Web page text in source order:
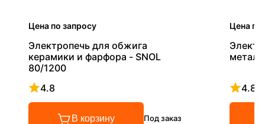
Цена по запросу
Электропечь для обжига
керамики и фарфора - SNOL
80/1200
4.8
Рейтинг 4.8 из 5
В корзину Под заказ
Цена по
4.8